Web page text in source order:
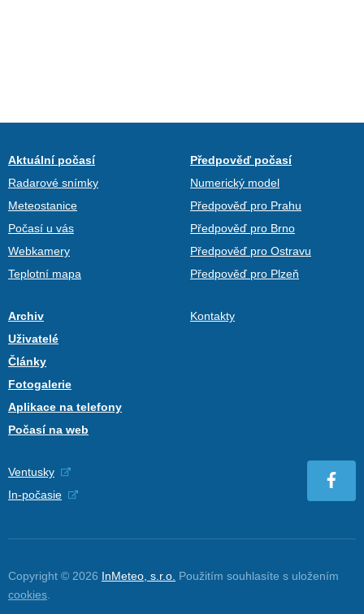
Aktuální počasí
Radarové snímky
Meteostanice
Počasí u vás
Webkamery
Teplotní mapa
Předpověď počasí
Numerický model
Předpověď pro Prahu
Předpověď pro Brno
Předpověď pro Ostravu
Předpověď pro Plzeň
Archiv
Uživatelé
Články
Fotogalerie
Aplikace na telefony
Počasí na web
Kontakty
Ventusky
In-počasie
Copyright © 2026 InMeteo, s.r.o. Použitím souhlasíte s uložením
cookies